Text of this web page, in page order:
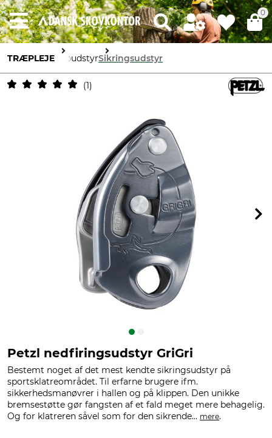
0
TRÆPLEJE RebudstyrSikringsudstyr
1
Petzl nedfiringsudstyr GriGri
Bestemt noget af det mest kendte sikringsudstyr på
sportsklatreområdet. Til erfarne brugere ifm.
sikkerhedsmanøvrer i hallen og på klippen. Den unikke
bremsestøtte gør fangsten af et fald meget mere behagelig.
Og for klatreren såvel som for den sikrende... mere.